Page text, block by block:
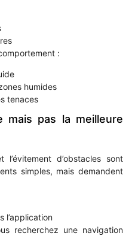
:
humides
tenaces
mais pas la meilleure
d’obstacles sont
simples, mais demandent
l’application
recherchez une navigation